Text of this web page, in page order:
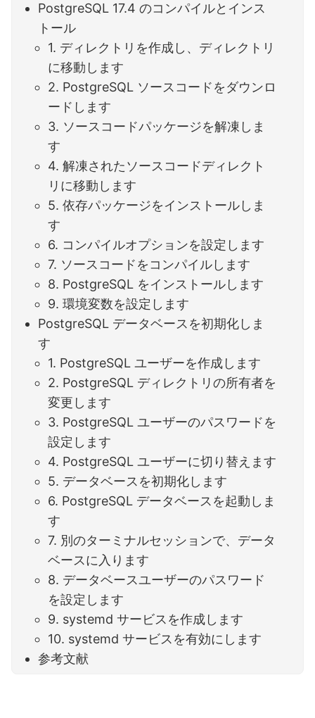
PostgreSQL 17.4 のコンパイルとインス
トール
1. ディレクトリを作成し、ディレクトリ
に移動します
2. PostgreSQL ソースコードをダウンロ
ードします
3. ソースコードパッケージを解凍しま
す
4. 解凍されたソースコードディレクト
リに移動します
5. 依存パッケージをインストールしま
す
6. コンパイルオプションを設定します
7. ソースコードをコンパイルします
8. PostgreSQL をインストールします
9. 環境変数を設定します
PostgreSQL データベースを初期化しま
す
1. PostgreSQL ユーザーを作成します
2. PostgreSQL ディレクトリの所有者を
変更します
3. PostgreSQL ユーザーのパスワードを
設定します
4. PostgreSQL ユーザーに切り替えます
5. データベースを初期化します
6. PostgreSQL データベースを起動しま
す
7. 別のターミナルセッションで、データ
ベースに入ります
8. データベースユーザーのパスワード
を設定します
9. systemd サービスを作成します
10. systemd サービスを有効にします
参考文献